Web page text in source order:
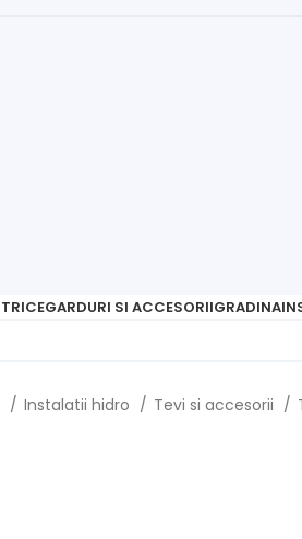
GARDURI SI ACCESORIIGRADINA
Instalatii hidro Tevi si accesorii